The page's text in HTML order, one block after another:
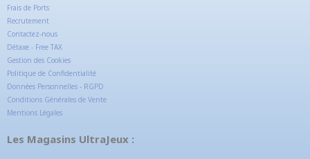
Frais de Ports
Recrutement
Contactez-nous
Détaxe - Free TAX
Gestion des Cookies
Politique de Confidentialité
Données Personnelles - RGPD
Conditions Générales de Vente
Mentions Légales
Les Magasins UltraJeux :